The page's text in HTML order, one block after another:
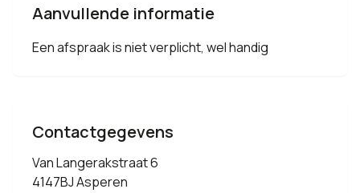
Aanvullende informatie
Een afspraak is niet verplicht, wel handig
Contactgegevens
Van Langerakstraat 6
4147BJ Asperen